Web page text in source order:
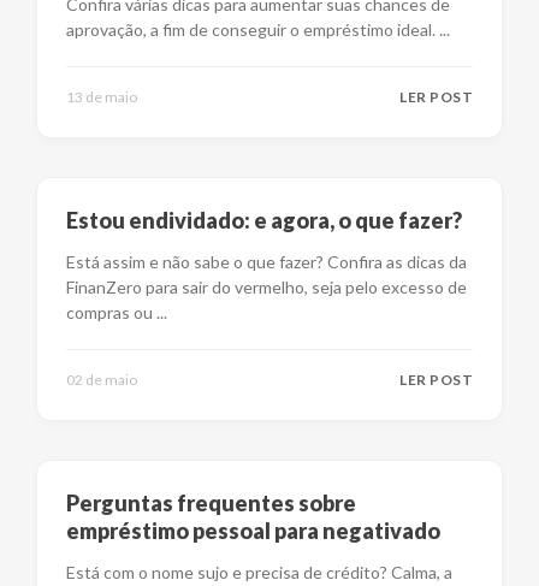
Confira várias dicas para aumentar suas chances de
aprovação, a fim de conseguir o empréstimo ideal. ...
13 de maio LER POST
Estou endividado: e agora, o que fazer?
Está assim e não sabe o que fazer? Confira as dicas da
FinanZero para sair do vermelho, seja pelo excesso de
compras ou ...
02 de maio LER POST
Perguntas frequentes sobre
empréstimo pessoal para negativado
Está com o nome sujo e precisa de crédito? Calma, a